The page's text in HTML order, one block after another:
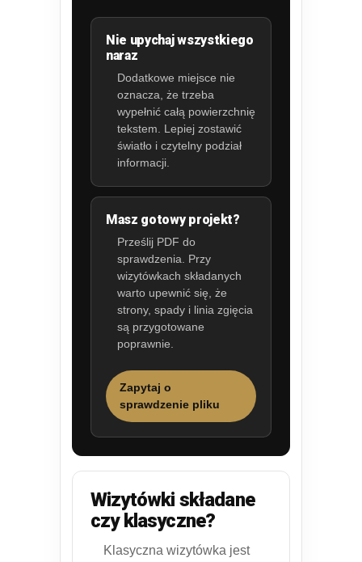
Nie upychaj wszystkiego
naraz
Dodatkowe miejsce nie
oznacza, że trzeba
wypełnić całą powierzchnię
tekstem. Lepiej zostawić
światło i czytelny podział
informacji.
Masz gotowy projekt?
Prześlij PDF do
sprawdzenia. Przy
wizytówkach składanych
warto upewnić się, że
strony, spady i linia zgięcia
są przygotowane
poprawnie.
Zapytaj o
sprawdzenie pliku
Wizytówki składane
czy klasyczne?
Klasyczna wizytówka jest